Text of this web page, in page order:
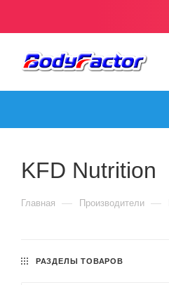
KFD Nutrition
Главная — Производители —
РАЗДЕЛЫ ТОВАРОВ